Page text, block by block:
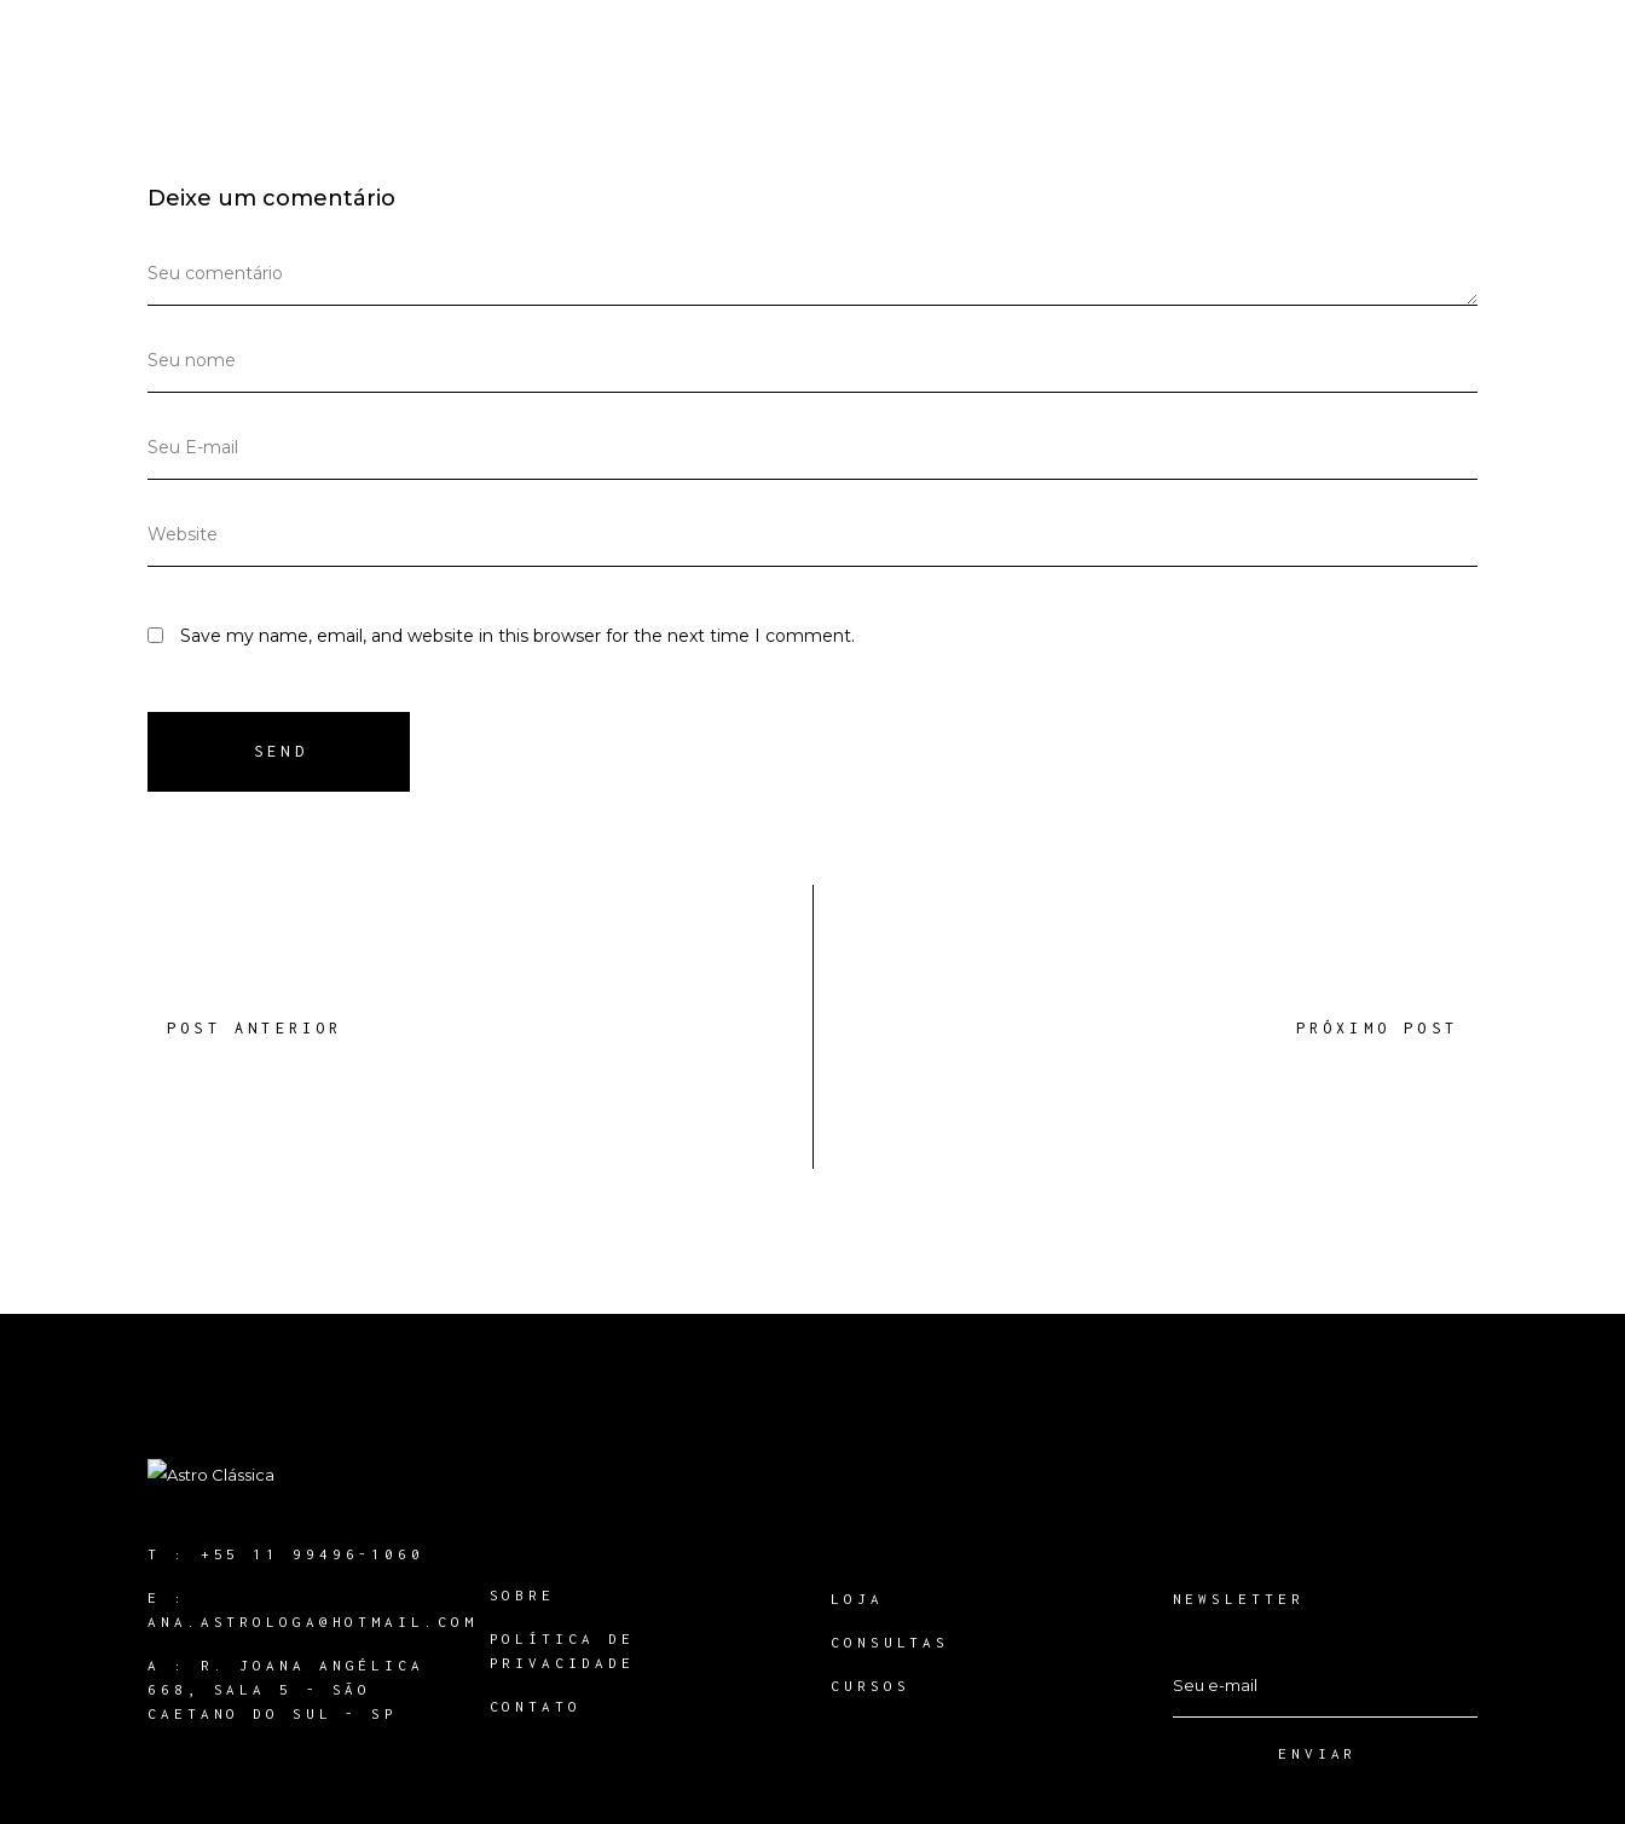
Deixe um comentário
Save my name, email, and website in this browser for the next time I comment.
SEND
POST ANTERIOR PRÓXIMO POST
T : +55 11 99496-1060
E :
ANA.ASTROLOGA@HOTMAIL.COM
A :
R. JOANA ANGÉLICA
668, SALA 5 - SÃO
CAETANO DO SUL - SP
SOBRE
POLÍTICA DE
PRIVACIDADE
CONTATO
LOJA
CONSULTAS
CURSOS
NEWSLETTER
ENVIAR